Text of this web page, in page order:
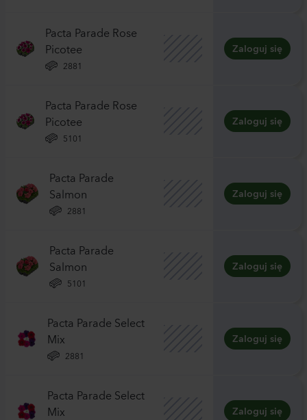
Pacta Parade Rose
Picotee
2881
Zaloguj się
Pacta Parade Rose
Picotee
5101
Zaloguj się
Pacta Parade
Salmon
2881
Zaloguj się
Pacta Parade
Salmon
5101
Zaloguj się
Pacta Parade Select
Mix
2881
Zaloguj się
Pacta Parade Select
Mix
Zaloguj się